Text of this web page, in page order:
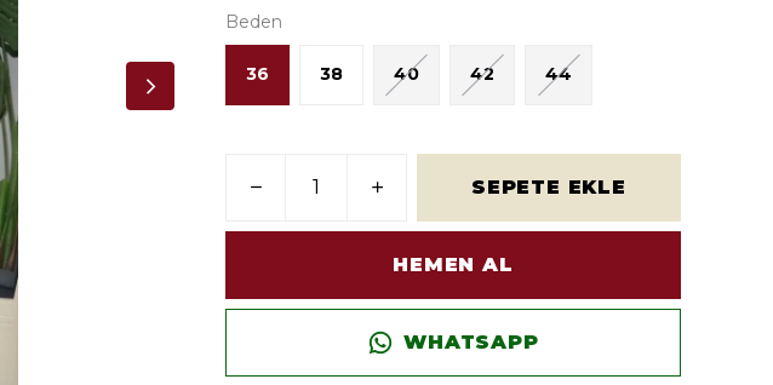
Beden
36 38 40 42 44
SEPETE EKLE
HEMEN AL
WHATSAPP